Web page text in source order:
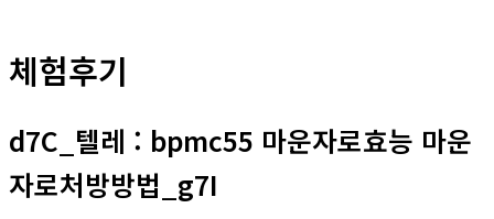
체험후기
d7C_텔레 : bpmc55 마운자로효능 마운
자로처방방법_g7I